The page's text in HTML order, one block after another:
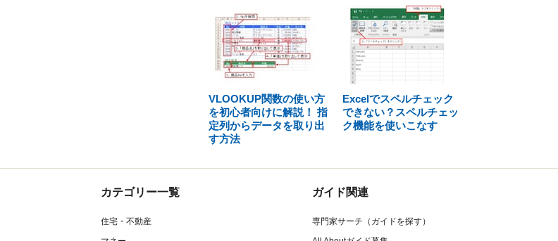
VLOOKUP関数の使い方
を初心者向けに解説！ 指
定列からデータを取り出
す方法
Excelでスペルチェック
できない？スペルチェッ
ク機能を使いこなす
カテゴリー一覧
住宅・不動産
ガイド関連
専門家サーチ（ガイドを探す）